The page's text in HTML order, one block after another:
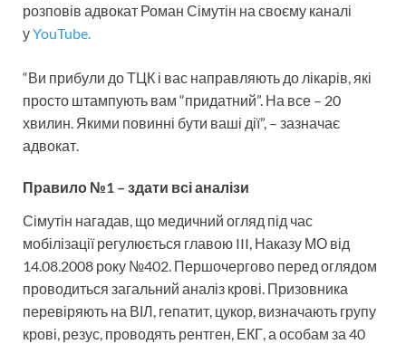
розповів адвокат Роман Сімутін на своєму каналі
уYouTube.
“Ви прибули до ТЦК і вас направляють до лікарів, які
просто штампують вам “придатний”. На все – 20
хвилин. Якими повинні бути ваші дії”, – зазначає
адвокат.
Правило №1 – здати всі аналізи
Сімутін нагадав, що медичний огляд під час
мобілізації регулюється главою III, Наказу МО від
14.08.2008 року №402. Першочергово перед оглядом
проводиться загальний аналіз крові. Призовника
перевіряють на ВІЛ, гепатит, цукор, визначають групу
крові, резус, проводять рентген, ЕКГ, а особам за 40